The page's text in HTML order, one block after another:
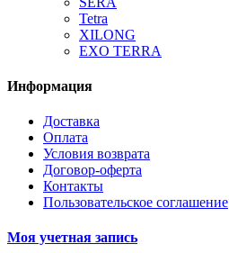
Tetra
XILONG
EXO TERRA
Информация
Доставка
Оплата
Условия возврата
Договор-оферта
Контакты
Пользовательское соглашение
Моя учетная запись